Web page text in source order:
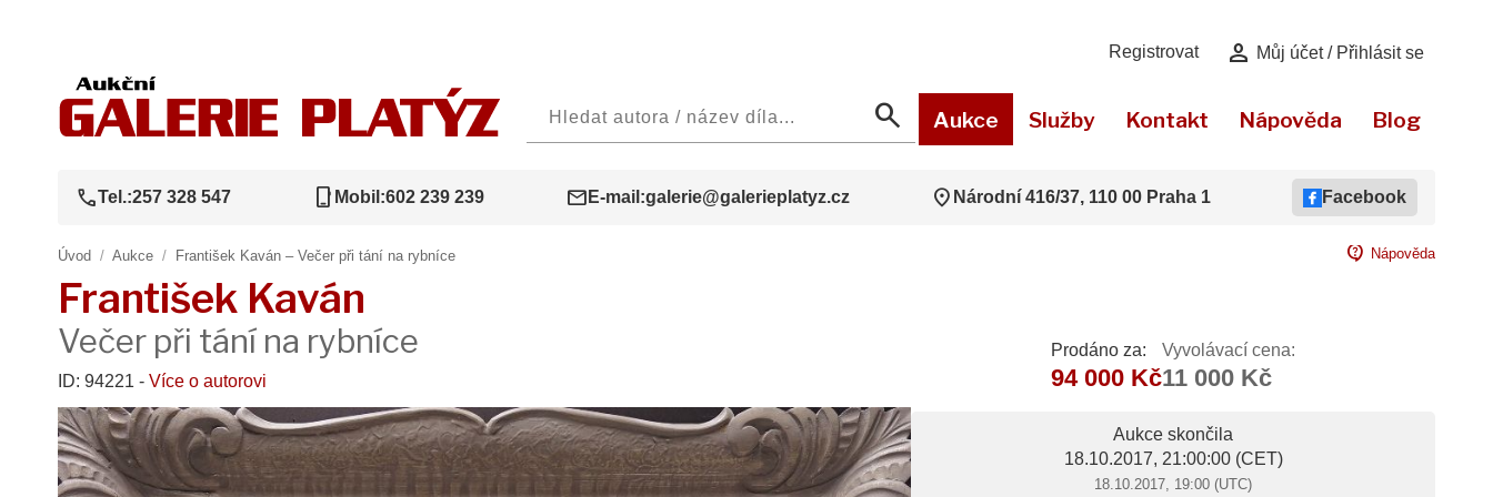
Registrovat person Můj účet / Přihlásit se
search Aukce Služby Kontakt Nápověda Blog
callTel.:257 328 547 phone_iphone Mobil:602 239 239 mail E-mail:galerie@galerieplatyz.cz location_on Národní 416/37, 110 00 Praha 1 Facebook
Úvod / Aukce / František Kaván – Večer při tání na rybníce contact_support Nápověda
František Kaván
Večer při tání na rybníce
ID: 94221 - Více o autorovi
Prodáno za:
94 000 Kč
Vyvolávací cena:
11 000 Kč
Aukce skončila
18.10.2017, 21:00:00(CET)
18.10.2017, 19:00 (UTC)